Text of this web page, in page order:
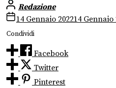
Redazione
14 Gennaio 202214 Gennaio
Condividi
Facebook
Twitter
Pinterest